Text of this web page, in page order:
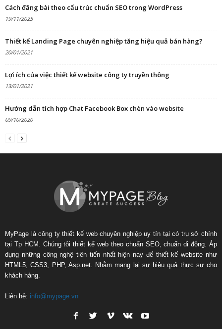
Cách đăng bài theo cấu trúc chuẩn SEO trong WordPress
19/11/2025
Thiết kế Landing Page chuyên nghiệp tăng hiệu quả bán hàng?
20/01/2021
Lợi ích của việc thiết kế website công ty truyền thông
13/01/2021
Hướng dẫn tích hợp Chat Facebook Box chèn vào website
09/10/2020
MyPage là công ty thiết kế web chuyên nghiệp uy tín tại có trụ sở chính
tại Tp HCM. Chúng tôi thiết kế web theo chuẩn SEO, chuẩn di động. Áp
dụng những công nghệ tiên tiến nhất hiện nay để thiết kế website như
HTML5, CSS3, PHP, Asp.net. Nhằm mang lại sự hiệu quả thực sự cho
khách hàng.
Liên hệ: info@mypage.vn